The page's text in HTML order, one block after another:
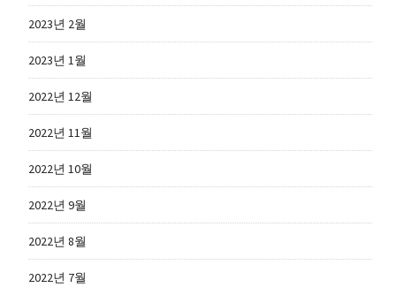
2023년 2월
2023년 1월
2022년 12월
2022년 11월
2022년 10월
2022년 9월
2022년 8월
2022년 7월